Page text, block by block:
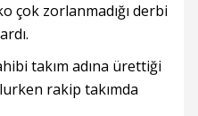
çok zorlanmadığı derbi
takım adına ürettiği
rakip takımda